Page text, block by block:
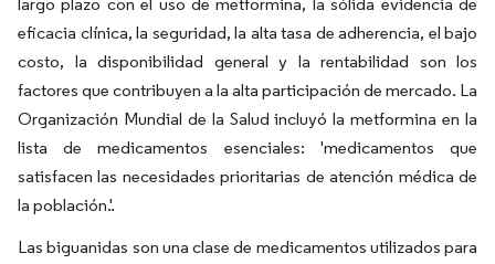
eficacia clínica, la seguridad, la alta tasa de adherencia, el bajo
costo, la disponibilidad general y la rentabilidad son los
factores que contribuyen a la alta participación de mercado. La
Organización Mundial de la Salud incluyó la metformina en la
lista de medicamentos esenciales: 'medicamentos que
satisfacen las necesidades prioritarias de atención médica de
la población.'.
Las biguanidas son una clase de medicamentos utilizados para